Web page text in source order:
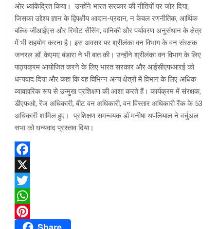
ओर ध्यांकेंद्रित किया। उन्होंने भारत सरकार की नीतियों पर जोर दिया,
जिसका उद्देश्य ज्ञान के द्विपक्षीय आदान-प्रदान, न केवल रणनीतिक, आर्थिक
बल्कि जीआईएस और रिमोट सेंसिंग, वानिकी और पर्यावरण अनुसंधान के क्षेत्र
में भी सहयोग करना है। इस अवसर पर श्रीलंका वन विभाग के वन संरक्षक
जनरल डॉ. केएमए बंडारा ने भी बात की। उन्होंने श्रीलंका वन विभाग के लिए
पाठ्यक्रम आयोजित करने के लिए भारत सरकार और आईसीएफआरई को
धन्यवाद दिया और कहा कि वह विभिन्न अन्य क्षेत्रों में विभाग के लिए अधिक
व्यावहारिक रूप से उन्मुख प्रशिक्षण की आशा करते हैं। कार्यक्रम में संरक्षक,
डीएफओ, रेंज अधिकारी, बीट वन अधिकारी, वन विस्तार अधिकारी रैंक के 53
अधिकारी शामिल हुए। प्रशिक्षण समन्वयक डॉ मनीषा थपलियाल ने वर्चुअल
सभा को धन्यवाद प्रस्ताव दिया।
F
a
c
e
X
T
w
W